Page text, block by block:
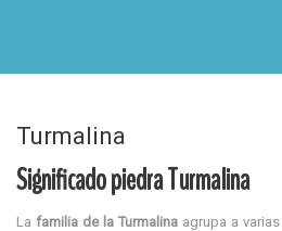
Turmalina
Significado piedra Turmalina
La familia de la Turmalina agrupa a